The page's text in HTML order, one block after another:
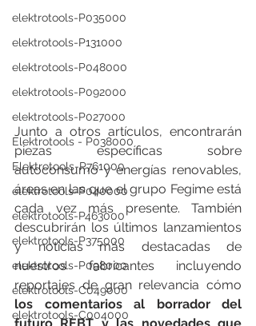
elektrotools-P035000
elektrotools-P131000
elektrotools-P048000
elektrotools-P092000
elektrotools-P027000
Elektrotools - P038000
Elektrotools-P761000
elektrotools-P040000
elektrotools-P463000
elektrotools-P375000
elektrotools-P098000
elektrotools-C049000
elektrotools-C004000
Junto a otros artículos, encontrarán
piezas específicas sobre
autoconsumo y energías renovables,
áreas en las que el grupo Fegime está
cada vez más presente. También
descubrirán los últimos lanzamientos
y noticias más destacadas de
nuestros fabricantes incluyendo
los comentarios al borrador del